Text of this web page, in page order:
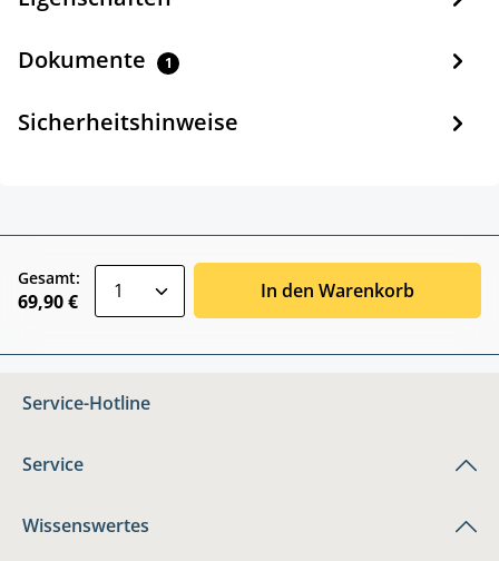
Dokumente 1
Sicherheitshinweise
Gesamt:
69,90 € In den Warenkorb
Service-Hotline
Service
Wissenswertes